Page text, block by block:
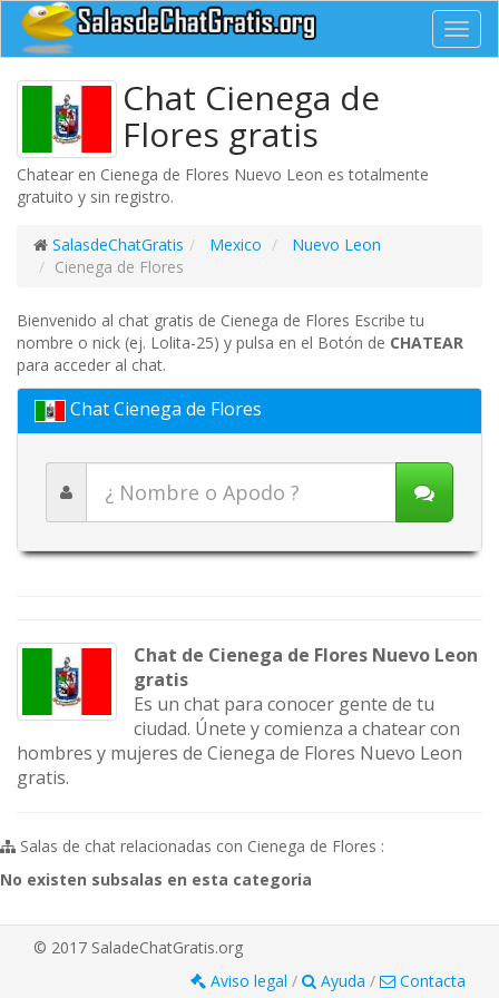
Chat Cienega de
Flores gratis
Chatear en Cienega de Flores Nuevo Leon es totalmente
gratuito y sin registro.
SalasdeChatGratis Mexico
Nuevo Leon
Cienega de Flores
Bienvenido al chat gratis de Cienega de Flores Escribe tu
nombre o nick (ej. Lolita-25) y pulsa en el Botón de CHATEAR
para acceder al chat.
Chat Cienega de Flores
Chat de Cienega de Flores Nuevo Leon
gratis
Es un chat para conocer gente de tu
ciudad. Únete y comienza a chatear con
hombres y mujeres de Cienega de Flores Nuevo Leon
gratis.
Salas de chat relacionadas con Cienega de Flores :
No existen subsalas en esta categoria
© 2017 SaladeChatGratis.org
Aviso legal / Ayuda / Contacta